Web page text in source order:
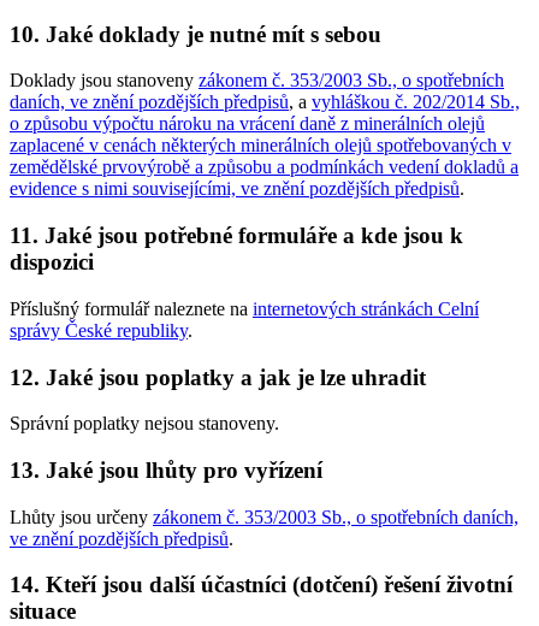
10. Jaké doklady je nutné mít s sebou
Doklady jsou stanoveny zákonem č. 353/2003 Sb., o spotřebních
daních, ve znění pozdějších předpisů, a vyhláškou č. 202/2014 Sb.,
o způsobu výpočtu nároku na vrácení daně z minerálních olejů
zaplacené v cenách některých minerálních olejů spotřebovaných v
zemědělské prvovýrobě a způsobu a podmínkách vedení dokladů a
evidence s nimi souvisejícími, ve znění pozdějších předpisů.
11. Jaké jsou potřebné formuláře a kde jsou k
dispozici
Příslušný formulář naleznete na internetových stránkách Celní
správy České republiky.
12. Jaké jsou poplatky a jak je lze uhradit
Správní poplatky nejsou stanoveny.
13. Jaké jsou lhůty pro vyřízení
Lhůty jsou určeny zákonem č. 353/2003 Sb., o spotřebních daních,
ve znění pozdějších předpisů.
14. Kteří jsou další účastníci (dotčení) řešení životní
situace